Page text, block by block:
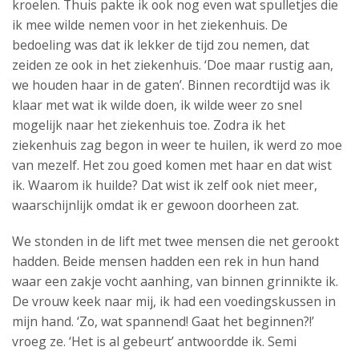
kroelen. Thuis pakte ik ook nog even wat spulletjes die
ik mee wilde nemen voor in het ziekenhuis. De
bedoeling was dat ik lekker de tijd zou nemen, dat
zeiden ze ook in het ziekenhuis. ‘Doe maar rustig aan,
we houden haar in de gaten’. Binnen recordtijd was ik
klaar met wat ik wilde doen, ik wilde weer zo snel
mogelijk naar het ziekenhuis toe. Zodra ik het
ziekenhuis zag begon in weer te huilen, ik werd zo moe
van mezelf. Het zou goed komen met haar en dat wist
ik. Waarom ik huilde? Dat wist ik zelf ook niet meer,
waarschijnlijk omdat ik er gewoon doorheen zat.
We stonden in de lift met twee mensen die net gerookt
hadden. Beide mensen hadden een rek in hun hand
waar een zakje vocht aanhing, van binnen grinnikte ik.
De vrouw keek naar mij, ik had een voedingskussen in
mijn hand. ‘Zo, wat spannend! Gaat het beginnen?!’
vroeg ze. ‘Het is al gebeurt’ antwoordde ik. Semi